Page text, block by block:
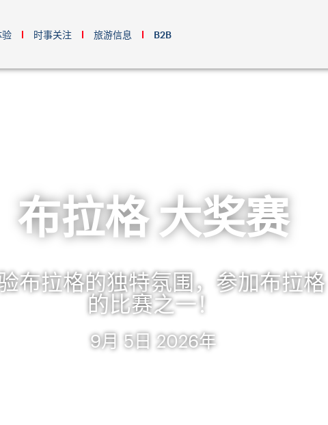
时事关注 旅游信息 B2B
布拉格 大奖赛
布拉格的独特氛围，参加布拉
的比赛之一！
9月 5日 2026年